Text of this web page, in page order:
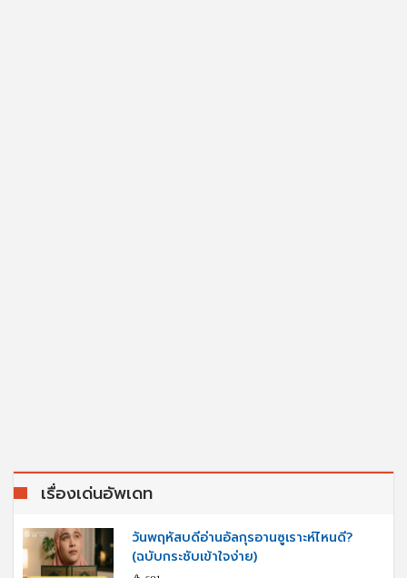
เรื่องเด่นอัพเดท
วันพฤหัสบดีอ่านอัลกุรอานซูเราะห์ไหนดี?
(ฉบับกระชับเข้าใจง่าย)